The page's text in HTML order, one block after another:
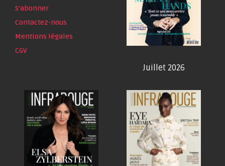
S'abonner
Contactez-nous
Mentions légales
CGV
Juillet 2026